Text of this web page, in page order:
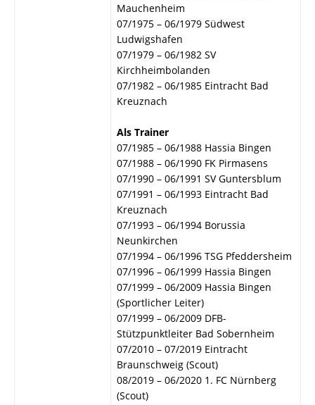
Mauchenheim
07/1975 – 06/1979 Südwest
Ludwigshafen
07/1979 – 06/1982 SV
Kirchheimbolanden
07/1982 – 06/1985 Eintracht Bad
Kreuznach
Als Trainer
07/1985 – 06/1988 Hassia Bingen
07/1988 – 06/1990 FK Pirmasens
07/1990 – 06/1991 SV Guntersblum
07/1991 – 06/1993 Eintracht Bad
Kreuznach
07/1993 – 06/1994 Borussia
Neunkirchen
07/1994 – 06/1996 TSG Pfeddersheim
07/1996 – 06/1999 Hassia Bingen
07/1999 – 06/2009 Hassia Bingen
(Sportlicher Leiter)
07/1999 – 06/2009 DFB-
Stützpunktleiter Bad Sobernheim
07/2010 – 07/2019 Eintracht
Braunschweig (Scout)
08/2019 – 06/2020 1. FC Nürnberg
(Scout)